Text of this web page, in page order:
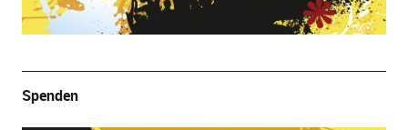
Spenden